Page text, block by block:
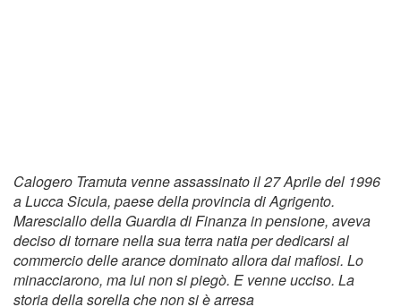
Calogero Tramuta venne assassinato il 27 Aprile del 1996
a Lucca Sicula, paese della provincia di Agrigento.
Maresciallo della Guardia di Finanza in pensione, aveva
deciso di tornare nella sua terra natia per dedicarsi al
commercio delle arance dominato allora dai mafiosi. Lo
minacciarono, ma lui non si piegò. E venne ucciso. La
storia della sorella che non si è arresa